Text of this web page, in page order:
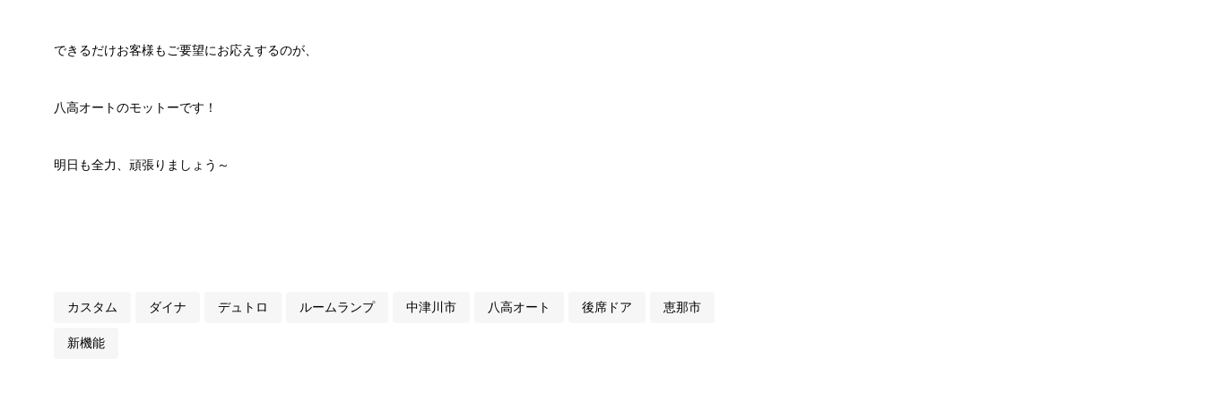
できるだけお客様もご要望にお応えするのが、
八高オートのモットーです！
明日も全力、頑張りましょう～
カスタム ダイナ デュトロ ルームランプ 中津川市 八高オート 後席ドア 恵那市
新機能